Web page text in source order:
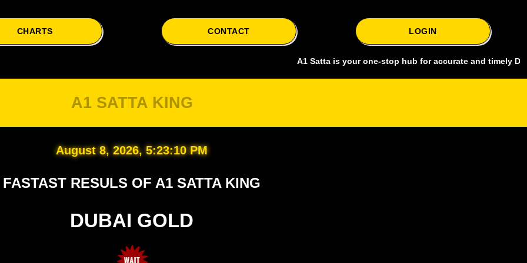
CHARTS CONTACT LOGIN
A1 Satta is your one-stop hub for accurate and timely Delhi
A1 SATTA KING
August 8, 2026, 5:23:11 PM
FASTAST RESULS OF A1 SATTA KING
DUBAI GOLD